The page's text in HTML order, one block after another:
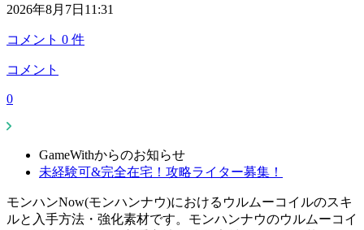
2026年8月7日11:31
コメント 0 件
コメント
0
GameWithからのお知らせ
未経験可&完全在宅！攻略ライター募集！
モンハンNow(モンハンナウ)におけるウルムーコイルのスキ
ルと入手方法・強化素材です。モンハンナウのウルムーコイ